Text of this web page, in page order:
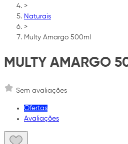
>
Naturais
>
Multy Amargo 500ml
MULTY AMARGO
Sem avaliações
Ofertas
Avaliações